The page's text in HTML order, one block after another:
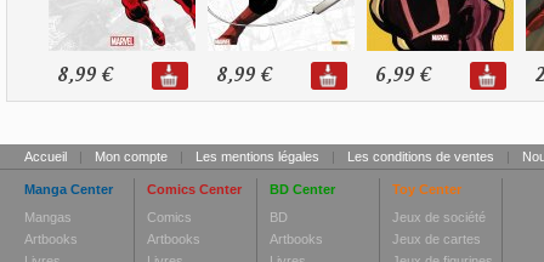
8,99 € 8,99 € 6,99 €
Accueil | Mon compte | Les mentions légales | Les conditions de ventes |
Manga Center
Mangas
Artbooks
Comics Center
Comics
Artbooks
BD Center
BD
Artbooks
Toy Center
Jeux de société
Jeux de cartes